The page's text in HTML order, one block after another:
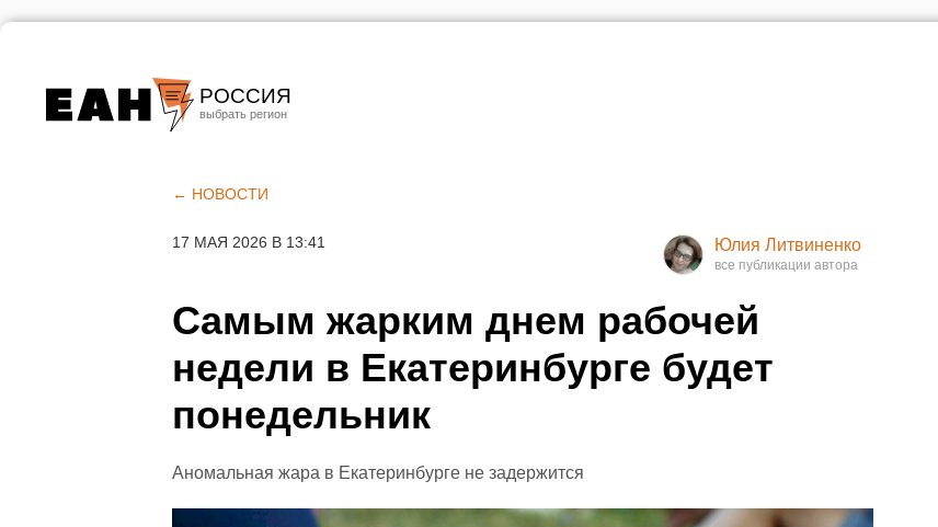
РОССИЯ
Челябинск
← НОВОСТИ
17 МАЯ 2026 В 13:41 Юлия Литвиненко
Самым жарким днем рабочей
недели в Екатеринбурге будет
понедельник
Аномальная жара в Екатеринбурге не задержится